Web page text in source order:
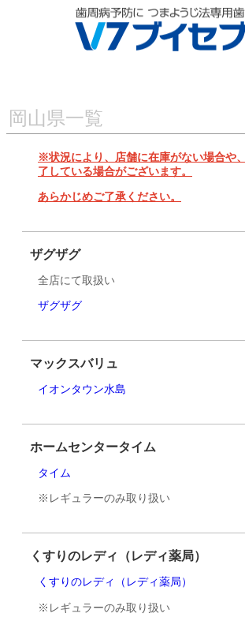
岡山県一覧
※状況により、店舗に在庫がない場合や
了している場合がございます。
あらかじめご了承ください。
ザグザグ
全店にて取扱い
ザグザグ
マックスバリュ
イオンタウン水島
ホームセンタータイム
タイム
※レギュラーのみ取り扱い
くすりのレディ（レディ薬局）
くすりのレディ（レディ薬局）
※レギュラーのみ取り扱い